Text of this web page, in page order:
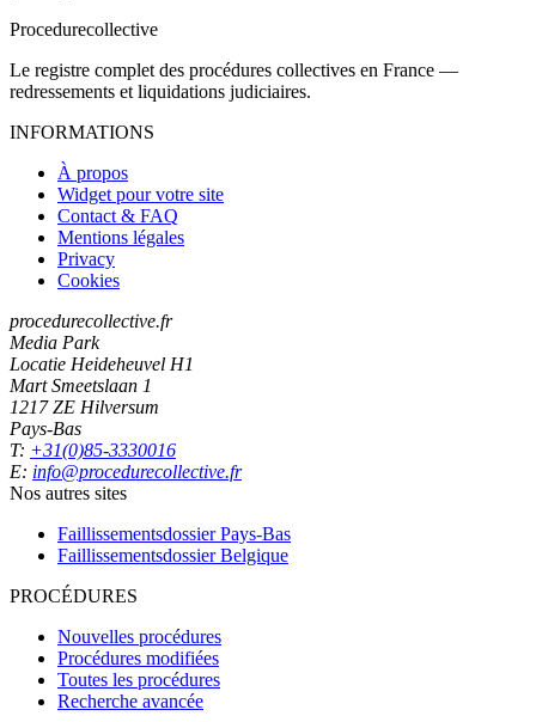
Procedurecollective
Le registre complet des procédures collectives en France —
redressements et liquidations judiciaires.
INFORMATIONS
À propos
Widget pour votre site
Contact & FAQ
Mentions légales
Privacy
Cookies
procedurecollective.fr
Media Park
Locatie Heideheuvel H1
Mart Smeetslaan 1
1217 ZE Hilversum
Pays-Bas
T: +31(0)85-3330016
E: info@procedurecollective.fr
Nos autres sites
Faillissementsdossier Pays-Bas
Faillissementsdossier Belgique
PROCÉDURES
Nouvelles procédures
Procédures modifiées
Toutes les procédures
Recherche avancée